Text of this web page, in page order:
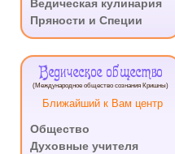
Ведическая кулинария
Пряности и Специи
Ведическое общество
(Международное общество сознания Кришны)
Ближайший к Вам центр
Общество
Духовные учителя